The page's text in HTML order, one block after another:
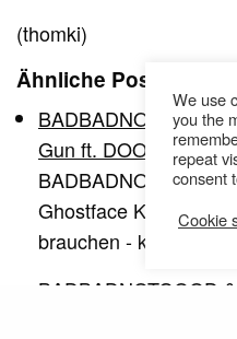
(thomki)
Ähnliche Posts
BADBADNOTGOOD
Gun ft. DOOM (Audio)
BADBADNOTGOOD
Ghostface Killah und
brauchen - kein
BADBADNOTGOOD
We use
you the
repeat
consent
Cookie